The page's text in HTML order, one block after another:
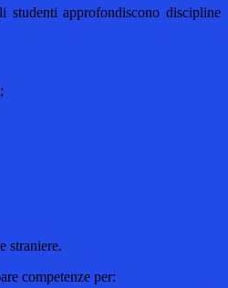
studenti approfondiscono discipline
straniere.
competenze per: